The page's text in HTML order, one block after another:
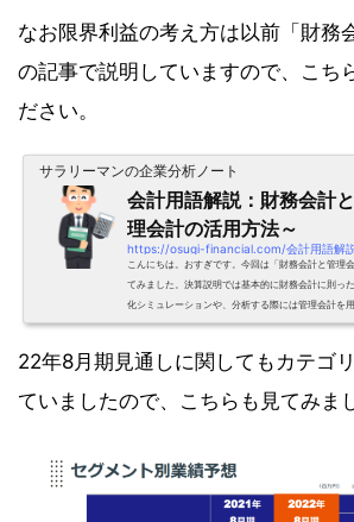
なお限界利益の考え方は以前「財務
の記事で説明していますので、こち
ださい。
サラリーマンの企業分析ノート
会計用語解説：財務会計
理会計の活用方法～
こんにちは。おすぎです。今回は「財務会計と管理
てみました。決算説明では基本的に財務会計に則っ
化シミュレーションや、分析する際には管理会計を
ありますので考え方の違いを覚えておいて損はない
みましょう。いきなりですが、それぞれWikipedia
22年8月期見通しに関してもカテゴ
ていましたので、こちらも見てみま